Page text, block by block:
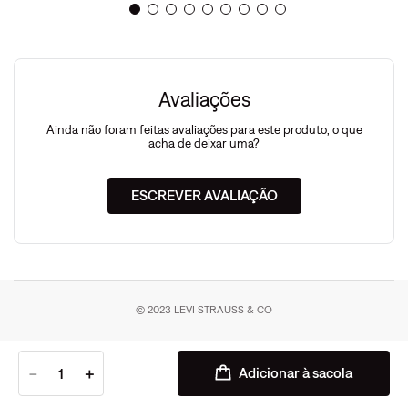
＋
－ Adicionar à sacola
Avaliações
Ainda não foram feitas avaliações para este produto, o que
acha de deixar uma?
ESCREVER AVALIAÇÃO
© 2023 LEVI STRAUSS & CO